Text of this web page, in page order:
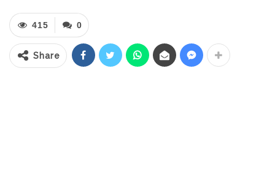
Pada pelaksanaan kegiatan ini, Bupati
memberi support kepada ratusan peserta
yang berada di ruangan pelaksanaan SKD.
0
415
Share